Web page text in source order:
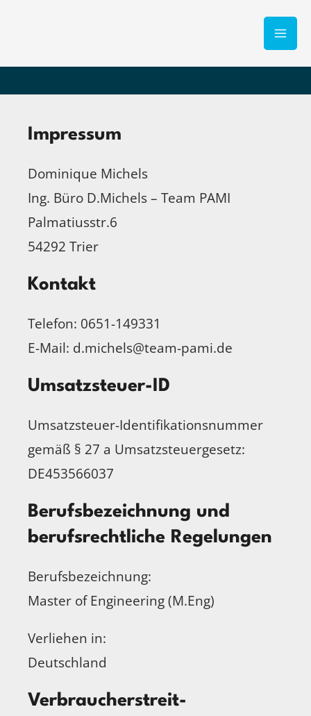
Impressum
Dominique Michels
Ing. Büro D.Michels – Team PAMI
Palmatiusstr.6
54292 Trier
Kontakt
Telefon: 0651-149331
E-Mail: d.michels@team-pami.de
Umsatzsteuer-ID
Umsatzsteuer-Identifikationsnummer
gemäß § 27 a Umsatzsteuergesetz:
DE453566037
Berufsbezeichnung und
berufsrechtliche Regelungen
Berufsbezeichnung:
Master of Engineering (M.Eng)
Verliehen in:
Deutschland
Verbraucher­streit­